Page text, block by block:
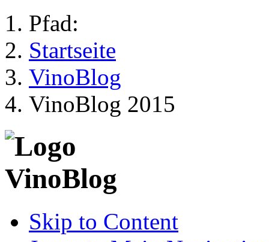
Pfad:
Startseite
VinoBlog
VinoBlog 2015
Skip to Content